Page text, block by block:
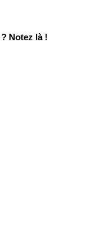
Notez là !